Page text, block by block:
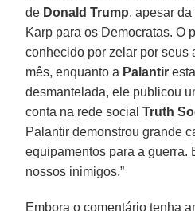
de Donald Trump, apesar
Karp para os Democratas. O
conhecido por zelar por seus
mês, enquanto a Palantir
desmantelada, ele publicou
conta na rede socialTruth
Palantir demonstrou grande
equipamentos para a guerra.
nossos inimigos.”
Embora o comentário tenha